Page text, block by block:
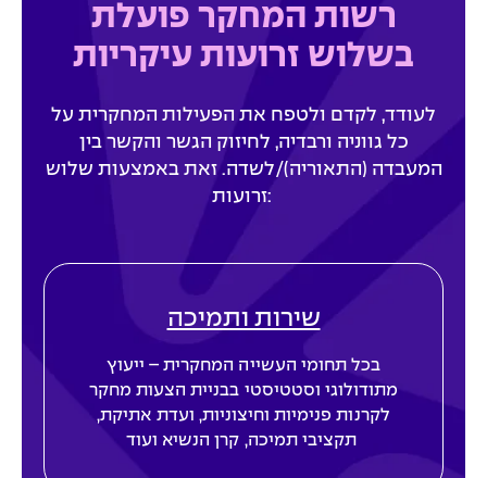
רשות המחקר פועלת
בשלוש זרועות עיקריות
לעודד, לקדם ולטפח את הפעילות המחקרית על
כל גווניה ורבדיה, לחיזוק הגשר והקשר בין
המעבדה (התאוריה)/לשדה. זאת באמצעות שלוש
זרועות:
שירות ותמיכה
בכל תחומי העשייה המחקרית – ייעוץ
מתודולוגי וסטטיסטי בבניית הצעות מחקר
לקרנות פנימיות וחיצוניות, ועדת אתיקת,
תקציביתמיכה, קרן הנשיא ועוד